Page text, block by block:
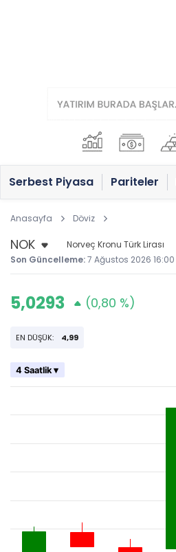
Serbest Piyasa Pariteler
Anasayfa Döviz
Norveç Kronu Türk Lirası
Son Güncelleme:7 Ağustos 2026 16:00
5,0293 (0,80 %)
EN DÜŞÜK: 4,99
4 Saatlik ▾